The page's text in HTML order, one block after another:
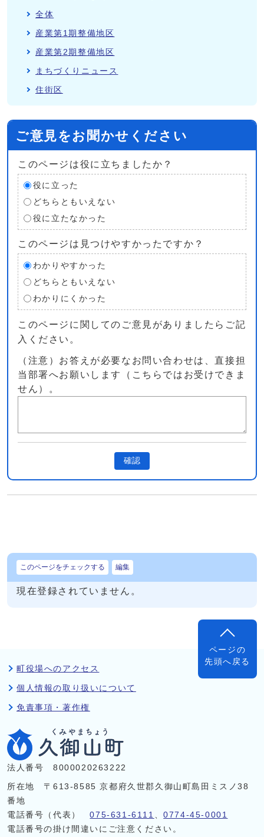
全体
産業第1期整備地区
産業第2期整備地区
まちづくりニュース
住街区
ご意見をお聞かせください
このページは役に立ちましたか？
役に立った
どちらともいえない
役に立たなかった
このページは見つけやすかったですか？
わかりやすかった
どちらともいえない
わかりにくかった
このページに関してのご意見がありましたらご記
入ください。
（注意）お答えが必要なお問い合わせは、直接担
当部署へお願いします（こちらではお受けできま
せん）。
確認
このページをチェックする 編集
現在登録されていません。
ページの
先頭へ戻る
町役場へのアクセス
個人情報の取り扱いについて
免責事項・著作権
法人番号 8000020263222
所在地 〒613-8585 京都府久世郡久御山町島田ミスノ38
番地
電話番号（代表）075-631-6111 、0774-45-0001
電話番号の掛け間違いにご注意ください。